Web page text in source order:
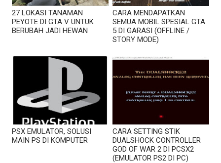
27 LOKASI TANAMAN
PEYOTE DI GTA V UNTUK
BERUBAH JADI HEWAN
CARA MENDAPATKAN
SEMUA MOBIL SPESIAL GTA
5 DI GARASI (OFFLINE /
STORY MODE)
PSX EMULATOR, SOLUSI
MAIN PS DI KOMPUTER
CARA SETTING STIK
DUALSHOCK CONTROLLER
GOD OF WAR 2 DI PCSX2
(EMULATOR PS2 DI PC)